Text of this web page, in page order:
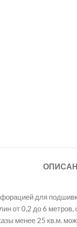
для
от 0,2 до 6
менее 25 кв.м.